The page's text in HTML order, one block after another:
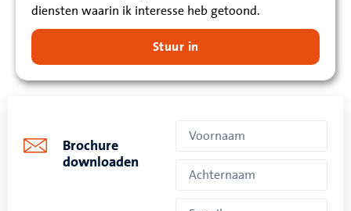
diensten waarin ik interesse heb getoond.
Stuur in
Brochure
downloaden